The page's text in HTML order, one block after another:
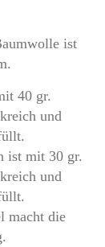
ist
40 gr.
und
ist mit 30 gr.
und
macht die